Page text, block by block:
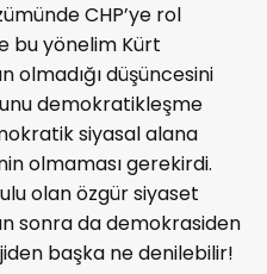
CHP’ye rol
bu yönelim Kürt
olmadığı düşüncesini
demokratikleşme
siyasal alana
olmaması gerekirdi.
olan özgür siyaset
sonra da demokrasiden
başka ne denilebilir!